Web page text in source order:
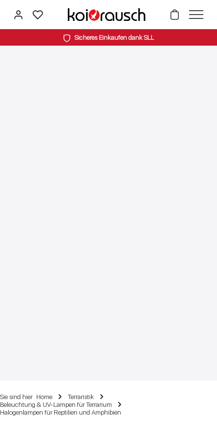
springen
Sicheres Einkaufen dank SLL
Sie sind hier Home
Terraristik
Beleuchtung & UV-Lampen für Terrarium
Halogenlampen für Reptilien und Amphibien